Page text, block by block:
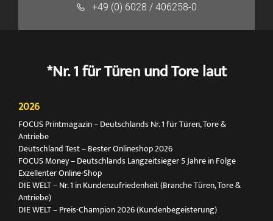
+49 (0) 6028 / 406258-0
*Nr. 1 für Türen und Tore laut
2026
FOCUS Printmagazin – Deutschlands Nr. 1 für Türen, Tore &
Antriebe
Deutschland Test – Bester Onlineshop 2026
FOCUS Money – Deutschlands Langzeitsieger 5 Jahre in Folge
Exzellenter Online-Shop
DIE WELT – Nr. 1 in Kundenzufriedenheit (Branche Türen, Tore &
Antriebe)
DIE WELT – Preis-Champion 2026 (Kundenbegeisterung)